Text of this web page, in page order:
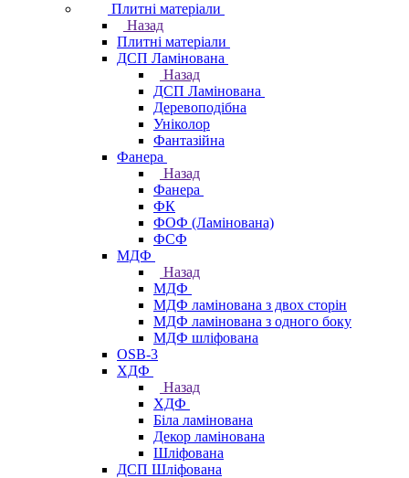
Плитні матеріали
Назад
Плитні матеріали
ДСП Ламінована
Назад
ДСП Ламінована
Деревоподібна
Уніколор
Фантазійна
Фанера
Назад
Фанера
ФК
ФОФ (Ламінована)
ФСФ
МДФ
Назад
МДФ
МДФ ламінована з двох сторін
МДФ ламінована з одного боку
МДФ шліфована
OSB-3
ХДФ
Назад
ХДФ
Біла ламінована
Декор ламінована
Шліфована
ДСП Шліфована